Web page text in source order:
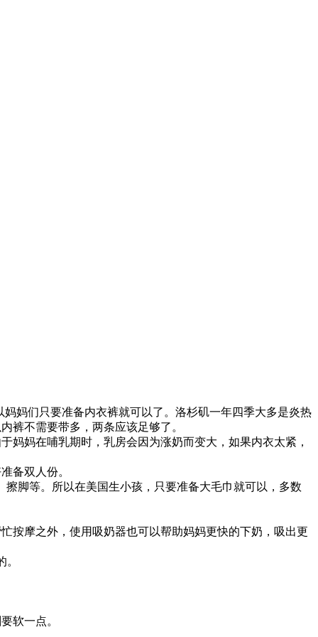
妈们只要准备内衣裤就可以了。洛杉矶一年四季大多是炎热
裤不需要带多，两条应该足够了。
妈在哺乳期时，乳房会因为涨奶而变大，如果内衣太紧，
备双人份。
脚等。所以在美国生小孩，只要准备大毛巾就可以，多数
摩之外，使用吸奶器也可以帮助妈妈更快的下奶，吸出更
软一点。